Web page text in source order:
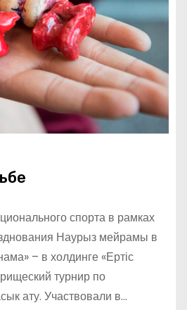
спорта в рамках
Наурыз мейрамы в
– в холдинге «Ертіс
турнир по
ату. Участвовали в…